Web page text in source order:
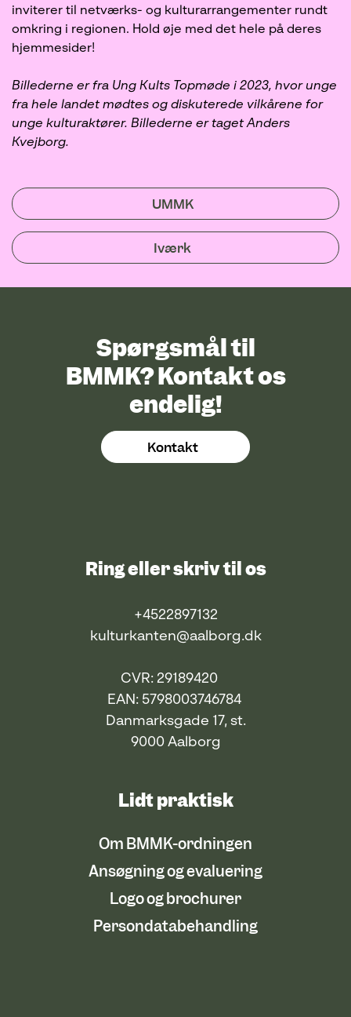
inviterer til netværks- og kulturarrangementer rundt
omkring i regionen. Hold øje med det hele på deres
hjemmesider!
Billederne er fra Ung Kults Topmøde i 2023, hvor unge
fra hele landet mødtes og diskuterede vilkårene for
unge kulturaktører. Billederne er taget Anders
Kvejborg.
UMMK
Iværk
Spørgsmål til
BMMK? Kontakt os
endelig!
Kontakt
Ring eller skriv til os
+4522897132
kulturkanten@aalborg.dk
CVR: 29189420
EAN: 5798003746784
Danmarksgade 17, st.
9000 Aalborg
Lidt praktisk
Om BMMK-ordningen
Ansøgning og evaluering
Logo og brochurer
Persondatabehandling